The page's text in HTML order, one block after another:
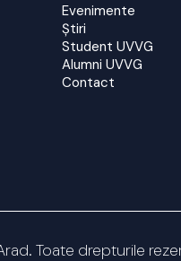
Evenimente
Știri
Student UVVG
Alumni UVVG
Contact
Toate drepturile